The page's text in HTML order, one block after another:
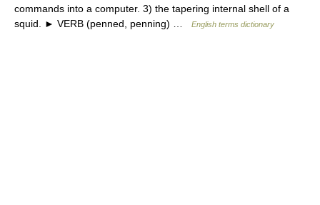
commands into a computer. 3) the tapering internal shell of a
squid. ► VERB (penned, penning) …
English terms dictionary